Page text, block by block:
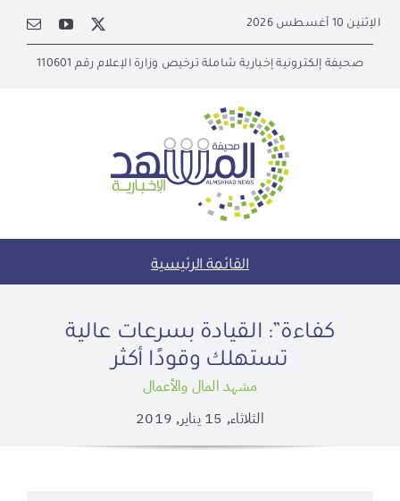
content
الإثنين 10 أغسطس 2026
صحيفة إلكترونية إخبارية شاملة ترخيص وزارة الإعلام رقم 110601
القائمة الرئيسية
كفاءة”: القيادة بسرعات عالية
تستهلك وقودًا أكثر
مشهد المال والأعمال
الثلاثاء, 15 يناير, 2019